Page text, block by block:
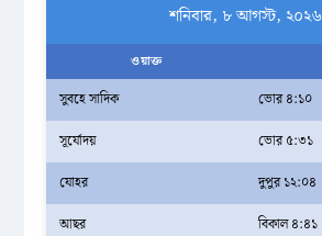
শনিবার, ৮ আগস্ট, ২০২৬
ওয়াক্ত
সুবহে সাদিক
ভোর ৪:১০
সূর্যোদয়
ভোর ৫:৩১
যোহর
দুপুর ১২:০৪
আছর
বিকাল ৪:৪১